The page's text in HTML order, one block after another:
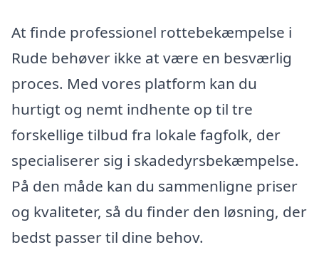
At finde professionel rottebekæmpelse i
Rude behøver ikke at være en besværlig
proces. Med vores platform kan du
hurtigt og nemt indhente op til tre
forskellige tilbud fra lokale fagfolk, der
specialiserer sig i skadedyrsbekæmpelse.
På den måde kan du sammenligne priser
og kvaliteter, så du finder den løsning, der
bedst passer til dine behov.